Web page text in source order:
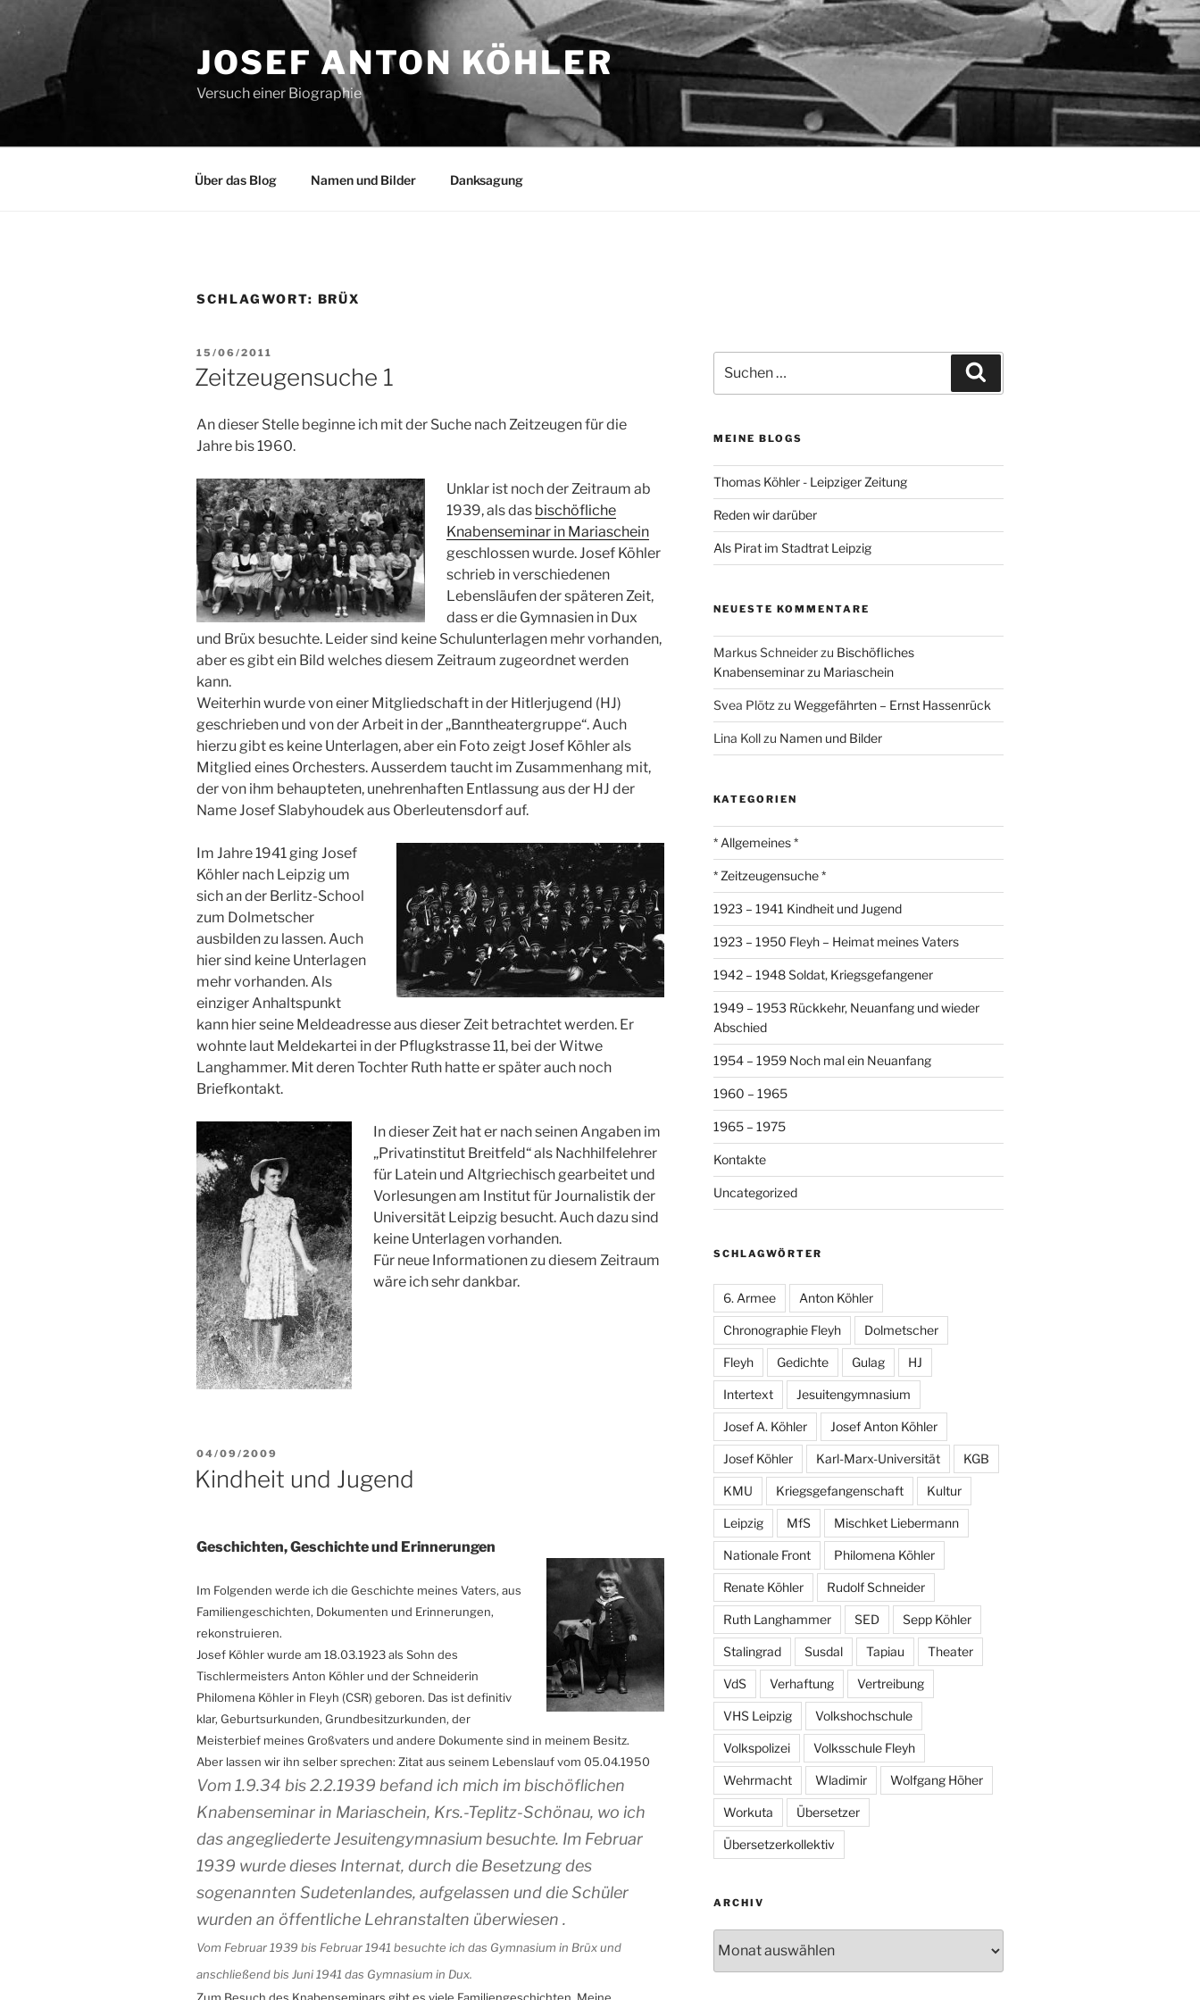
Inhalt
JOSEF ANTON KÖHLER
Versuch einer Biographie
Über das Blog Namen und Bilder Danksagung
SCHLAGWORT: BRÜX
VERÖFFENTLICHT
AM
15/06/2011
Zeitzeugensuche 1
An dieser Stelle beginne ich mit der Suche nach Zeitzeugen für die
Jahre bis 1960.
Unklar ist noch der Zeitraum ab
1939, als das bischöfliche
Knabenseminar in Mariaschein
geschlossen wurde. Josef Köhler
schrieb in verschiedenen
Lebensläufen der späteren Zeit,
dass er die Gymnasien in Dux
und Brüx besuchte. Leider sind keine Schulunterlagen mehr vorhanden,
aber es gibt ein Bild welches diesem Zeitraum zugeordnet werden
kann.
Weiterhin wurde von einer Mitgliedschaft in der Hitlerjugend (HJ)
geschrieben und von der Arbeit in der „Banntheatergruppe“. Auch
hierzu gibt es keine Unterlagen, aber ein Foto zeigt Josef Köhler als
Mitglied eines Orchesters. Ausserdem taucht im Zusammenhang mit,
der von ihm behaupteten, unehrenhaften Entlassung aus der HJ der
Name Josef Slabyhoudek aus Oberleutensdorf auf.
Im Jahre 1941 ging Josef
Köhler nach Leipzig um
sich an der Berlitz-School
zum Dolmetscher
ausbilden zu lassen. Auch
hier sind keine Unterlagen
mehr vorhanden. Als
einziger Anhaltspunkt
kann hier seine Meldeadresse aus dieser Zeit betrachtet werden. Er
wohnte laut Meldekartei in der Pflugkstrasse 11, bei der Witwe
Langhammer. Mit deren Tochter Ruth hatte er später auch noch
Briefkontakt.
In dieser Zeit hat er nach seinen Angaben im
„Privatinstitut Breitfeld“ als Nachhilfelehrer
für Latein und Altgriechisch gearbeitet und
Vorlesungen am Institut für Journalistik der
Universität Leipzig besucht. Auch dazu sind
keine Unterlagen vorhanden.
Für neue Informationen zu diesem Zeitraum
wäre ich sehr dankbar.
VERÖFFENTLICHT
04/09/2009
Kindheit und Jugend
Geschichten, Geschichte und Erinnerungen
Im Folgenden werde ich die Geschichte meines Vaters, aus
Familiengeschichten, Dokumenten und Erinnerungen,
rekonstruieren.
Josef Köhler wurde am 18.03.1923 als Sohn des
Tischlermeisters Anton Köhler und der Schneiderin
Philomena Köhler in Fleyh (CSR) geboren. Das ist definitiv
klar, Geburtsurkunden, Grundbesitzurkunden, der
Meisterbief meines Großvaters und andere Dokumente sind in meinem Besitz.
Aber lassen wir ihn selber sprechen: Zitat aus seinem Lebenslauf vom 05.04.1950
Vom 1.9.34 bis 2.2.1939 befand ich mich im bischöflichen
Knabenseminar in Mariaschein, Krs.-Teplitz-Schönau, wo ich
das angegliederte Jesuitengymnasium besuchte. Im Februar
1939 wurde dieses Internat, durch die Besetzung des
sogenannten Sudetenlandes, aufgelassen und die Schüler
wurden an öffentliche Lehranstalten überwiesen .
Vom Februar 1939 bis Februar 1941 besuchte ich das Gymnasium in Brüx und
anschließend bis Juni 1941 das Gymnasium in Dux.
nach:
MEINE BLOGS
Thomas Köhler - Leipziger Zeitung
Reden wir darüber
Als Pirat im Stadtrat Leipzig
NEUESTE KOMMENTARE
Markus Schneiderzu Bischöfliches
Knabenseminar zu Mariaschein
Svea Plötz zu Weggefährten – Ernst Hassenrück
Lina Kollzu Namen und Bilder
KATEGORIEN
* Allgemeines *
* Zeitzeugensuche *
1923 – 1941 Kindheit und Jugend
1923 – 1950 Fleyh – Heimat meines Vaters
1942 – 1948 Soldat, Kriegsgefangener
1949 – 1953 Rückkehr, Neuanfang und wieder
Abschied
1954 – 1959 Noch mal ein Neuanfang
1960 – 1965
1965 – 1975
Kontakte
Uncategorized
SCHLAGWÖRTER
6. Armee Anton Köhler
Chronographie Fleyh Dolmetscher
Fleyh Gedichte Gulag HJ
Intertext Jesuitengymnasium
Josef A. Köhler Josef Anton Köhler
Josef Köhler Karl-Marx-Universität KGB
KMU Kriegsgefangenschaft Kultur
Leipzig MfS Mischket Liebermann
Nationale Front Philomena Köhler
Renate Köhler Rudolf Schneider
Ruth Langhammer SED Sepp Köhler
Stalingrad Susdal Tapiau Theater
VdS Verhaftung Vertreibung
VHS Leipzig Volkshochschule
Volkspolizei Volksschule Fleyh
Wehrmacht Wladimir Wolfgang Höher
Workuta Übersetzer
Übersetzerkollektiv
ARCHIV